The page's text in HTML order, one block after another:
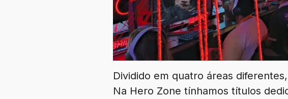
Dividido em quatro áreas
Na Hero Zone tínhamos títulos